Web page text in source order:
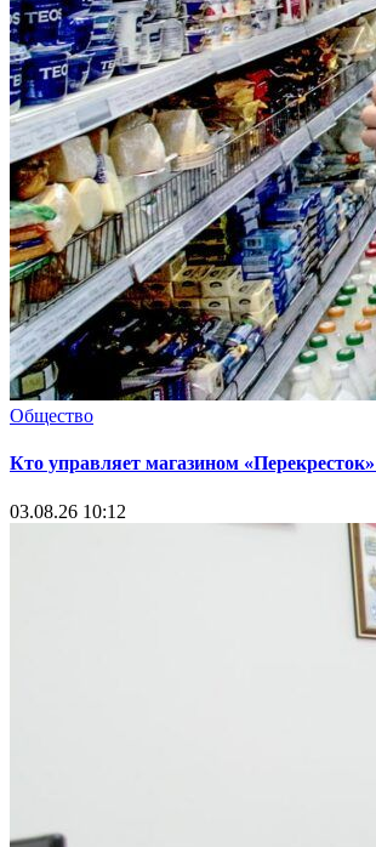
Общество
Кто управляет магазином
03.08.26 10:12